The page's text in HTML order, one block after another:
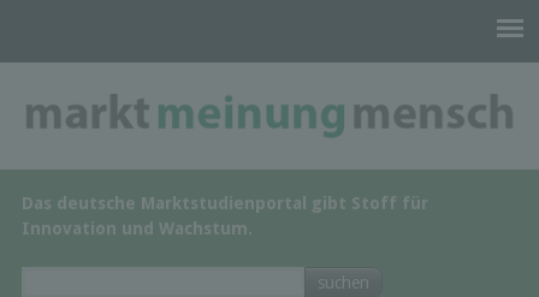
Das deutsche Marktstudienportal gibt Stoff für
Innovation und Wachstum.